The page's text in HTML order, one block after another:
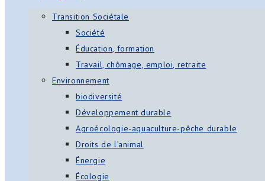
Transition Sociétale
Société
Éducation, formation
Travail, chômage, emploi, retraite
Environnement
biodiversité
Développement durable
Agroécologie-aquaculture-pêche durable
Droits de l’animal
Énergie
Écologie